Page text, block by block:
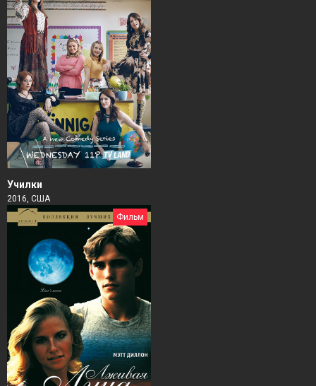
Училки
2016, США
Фильм